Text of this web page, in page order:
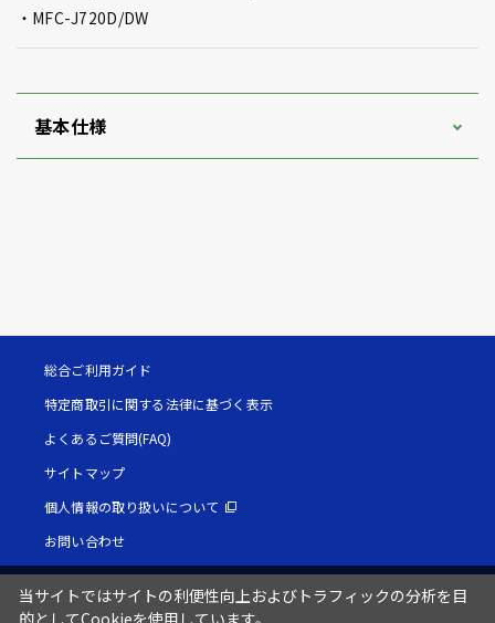
MFC-J720D/DW
基本仕様
総合ご利用ガイド
特定商取引に関する法律に基づく表示
よくあるご質問(FAQ)
サイトマップ
個人情報の取り扱いについて
お問い合わせ
当サイトではサイトの利便性向上およびトラフィックの分析を目